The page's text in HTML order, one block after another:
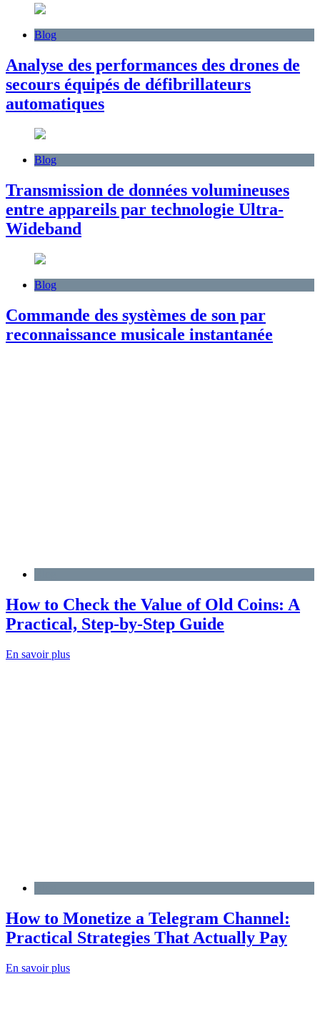
Blog
Analyse des performances des drones de
secours équipés de défibrillateurs
automatiques
Blog
Transmission de données volumineuses
entre appareils par technologie Ultra-
Wideband
Blog
Commande des systèmes de son par
reconnaissance musicale instantanée
How to Check the Value of Old Coins: A
Practical, Step-by-Step Guide
En savoir plus
How to Monetize a Telegram Channel:
Practical Strategies That Actually Pay
En savoir plus